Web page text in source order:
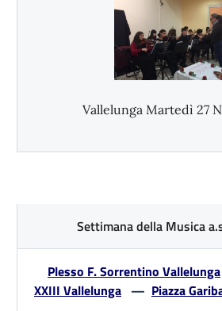
Vallelunga Martedì 27
Settimana della Musica
Plesso F. Sorrentino Vallelunga
XXIII Vallelunga — Piazza